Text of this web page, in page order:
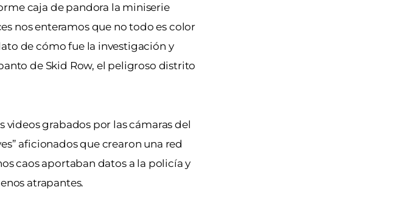
caja de pandora la miniserie
nos enteramos que no todo es color
de cómo fue la investigación y
de Skid Row, el peligroso distrito
grabados por las cámaras del
aficionados que crearon una red
caos aportaban datos a la policía y
atrapantes.